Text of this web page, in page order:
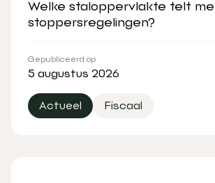
Welke staloppervlakte telt
stoppersregelingen?
Gepubliceerd op
5 augustus 2026
Actueel Fiscaal